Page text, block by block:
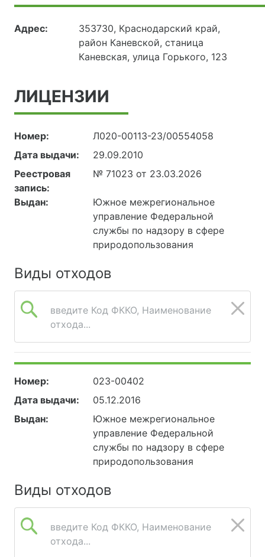
Адрес:
353730, Краснодарский край,
район Каневской, станица
Каневская, улица Горького, 123
ЛИЦЕНЗИИ
Номер:
Л020-00113-23/00554058
Дата выдачи:
29.09.2010
Реестровая
запись:
№ 71023 от 23.03.2026
Выдан:
Южное межрегиональное
управление Федеральной
службы по надзору в сфере
природопользования
Виды отходов
введите Код ФККО, Наименование
отхода...
Номер:
023-00402
Дата выдачи:
05.12.2016
Выдан:
Южное межрегиональное
управление Федеральной
службы по надзору в сфере
природопользования
Виды отходов
введите Код ФККО, Наименование
отхода...